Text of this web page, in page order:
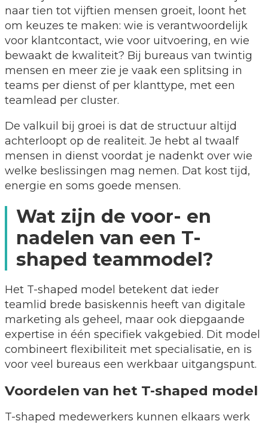
naar tien tot vijftien mensen groeit, loont het
om keuzes te maken: wie is verantwoordelijk
voor klantcontact, wie voor uitvoering, en wie
bewaakt de kwaliteit? Bij bureaus van twintig
mensen en meer zie je vaak een splitsing in
teams per dienst of per klanttype, met een
teamlead per cluster.
De valkuil bij groei is dat de structuur altijd
achterloopt op de realiteit. Je hebt al twaalf
mensen in dienst voordat je nadenkt over wie
welke beslissingen mag nemen. Dat kost tijd,
energie en soms goede mensen.
Wat zijn de voor- en
nadelen van een T-
shaped teammodel?
Het T-shaped model betekent dat ieder
teamlid brede basiskennis heeft van digitale
marketing als geheel, maar ook diepgaande
expertise in één specifiek vakgebied. Dit model
combineert flexibiliteit met specialisatie, en is
voor veel bureaus een werkbaar uitgangspunt.
Voordelen van het T-shaped model
T-shaped medewerkers kunnen elkaars werk